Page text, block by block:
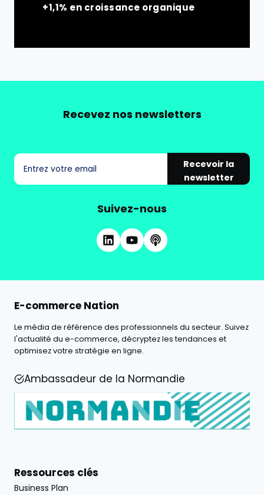
+1,1% en croissance organique
Recevez nos newsletters
Recevoir la
newsletter
Suivez-nous
E-commerce Nation
Le média de référence des professionnels du secteur. Suivez
l'actualité du e-commerce, décryptez les tendances et
optimisez votre stratégie en ligne.
Ambassadeur de la Normandie
Ressources clés
Business Plan